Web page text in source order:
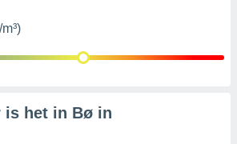
is het in Bø in